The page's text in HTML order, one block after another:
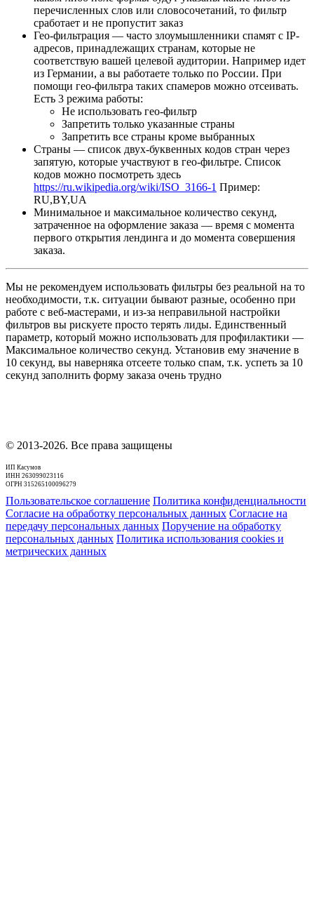
перечисленных слов или словосочетаний, то фильтр
сработает и не пропустит заказ
Гео-фильтрация — часто злоумышленники спамят с IP-
адресов, принадлежащих странам, которые не
соответствую вашей целевой аудитории. Например идет
из Германии, а вы работаете только по России. При
помощи гео-фильтра таких спамеров можно отсеивать.
Есть 3 режима работы:
Не использовать гео-фильтр
Запретить только указанные страны
Запретить все страны кроме выбранных
Страны — список двух-буквенных кодов стран через
запятую, которые участвуют в гео-фильтре. Список
кодов можно посмотреть здесь
https://ru.wikipedia.org/wiki/ISO_3166-1 Пример:
RU,BY,UA
Минимальное и максимальное количество секунд,
затраченное на оформление заказа — время с момента
первого открытия лендинга и до момента совершения
заказа.
Мы не рекомендуем использовать фильтры без реальной на то
необходимости, т.к. ситуации бывают разные, особенно при
работе с веб-мастерами, и из-за неправильной настройки
фильтров вы рискуете просто терять лиды. Единственный
параметр, который можно использовать для профилактики —
Максимальное количество секунд. Установив ему значение в
10 секунд, вы наверняка отсеете только спам, т.к. успеть за 10
секунд заполнить форму заказа очень трудно
© 2013-2026. Все права защищены
ИП Касумов
ИНН 263099023116
ОГРН 315265100096279
Пользовательское соглашение Политика конфиденциальности
Согласие на обработку персональных данных Согласие на
передачу персональных данных Поручение на обработку
персональных данных Политика использования cookies и
метрических данных